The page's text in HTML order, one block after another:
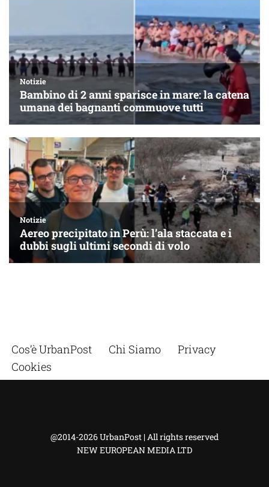
Cos’è UrbanPost Chi Siamo
Privacy
Cookies
@2014-2026 UrbanPost | All rights reserved
NEW EUROPEAN MEDIA LTD